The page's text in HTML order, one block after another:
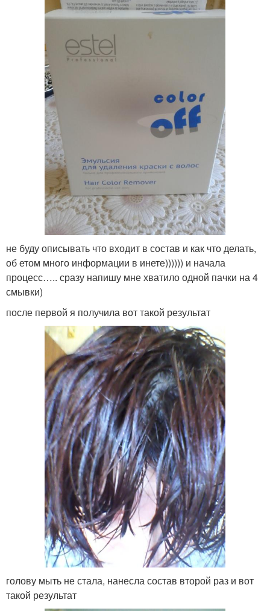
не буду описывать что входит в состав и как что делать,
об етом много информации в инете)))))) и начала
процесс….. сразу напишу мне хватило одной пачки на 4
смывки)
после первой я получила вот такой результат
голову мыть не стала, нанесла состав второй раз и вот
такой результат